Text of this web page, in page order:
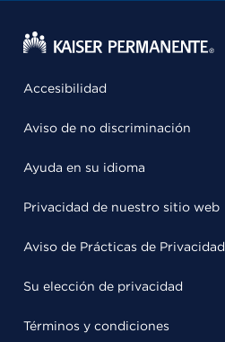
Accesibilidad
Aviso de no discriminación
Ayuda en su idioma
Privacidad de nuestro sitio web
Aviso de Prácticas de Privacidad
Su elección de privacidad
Términos y condiciones